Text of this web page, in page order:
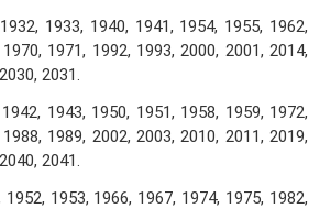
1933, 1940, 1941, 1954, 1955, 1962,
1971, 1992, 1993, 2000, 2001, 2014,
2031.
1943, 1950, 1951, 1958, 1959, 1972,
1989, 2002, 2003, 2010, 2011, 2019,
2041.
1952, 1953, 1966, 1967, 1974, 1975, 1982,